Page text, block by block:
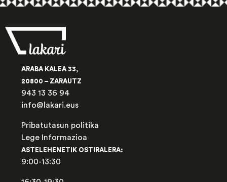
ARABA KALEA 33,
20800 – ZARAUTZ
943 13 36 94
info@lakari.eus
Pribatutasun politika
Lege Informazioa
ASTELEHENETIK OSTIRALERA:
9:00-13:30